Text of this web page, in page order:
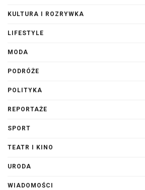
KULTURA I ROZRYWKA
LIFESTYLE
MODA
PODRÓŻE
POLITYKA
REPORTAŻE
SPORT
TEATR I KINO
URODA
WIADOMOŚCI